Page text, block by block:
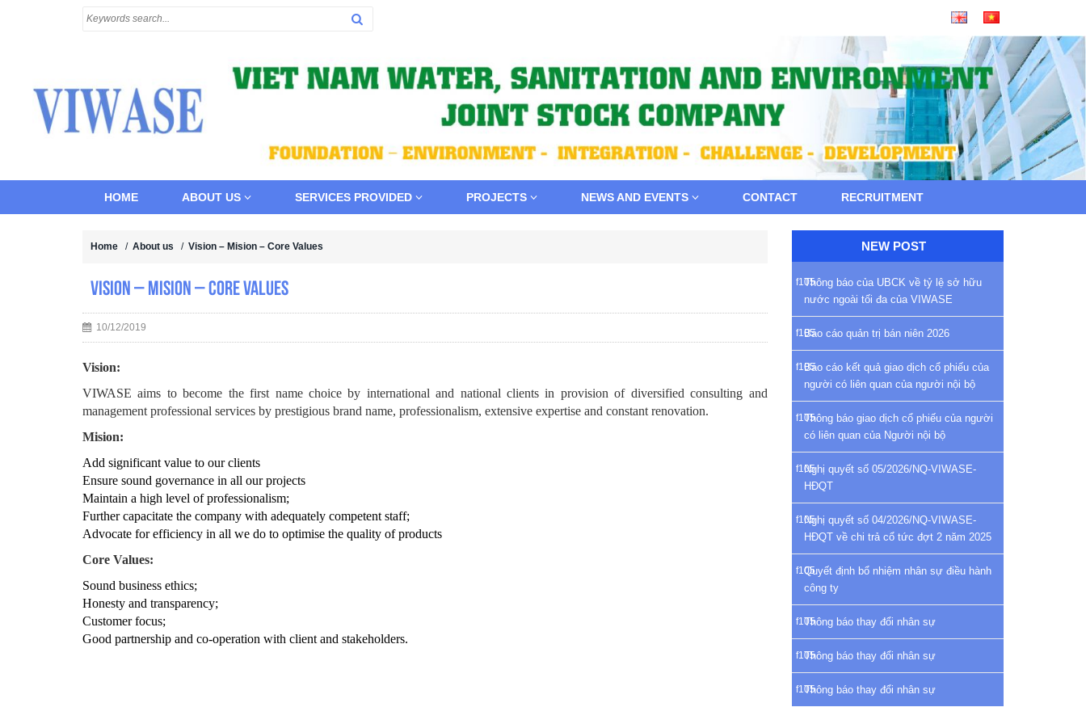
HOME ABOUT US SERVICES PROVIDED PROJECTS NEWS AND EVENTS CONTACT RECRUITMENT
Home / About us / Vision – Mision – Core Values
Vision – Mision – Core Values
10/12/2019
Vision:
VIWASE aims to become the first name choice by international and national clients in provision of diversified consulting and
management professional services by prestigious brand name, professionalism, extensive expertise and constant renovation.
Mision:
Add significant value to our clients
Ensure sound governance in all our projects
Maintain a high level of professionalism;
Further capacitate the company with adequately competent staff;
Advocate for efficiency in all we do to optimise the quality of products
Core Values:
Sound business ethics;
Honesty and transparency;
Customer focus;
Good partnership and co-operation with client and stakeholders.
NEW POST
Thông báo của UBCK về tỷ lệ sở hữu
nước ngoài tối đa của VIWASE
Báo cáo quản trị bán niên 2026
Báo cáo kết quả giao dịch cổ phiếu của
người có liên quan của người nội bộ
Thông báo giao dịch cổ phiếu của người
có liên quan của Người nội bộ
Nghị quyết số 05/2026/NQ-VIWASE-
HĐQT
Nghị quyết số 04/2026/NQ-VIWASE-
HĐQT về chi trả cổ tức đợt 2 năm 2025
Quyết định bổ nhiệm nhân sự điều hành
công ty
Thông báo thay đổi nhân sự
Thông báo thay đổi nhân sự
Thông báo thay đổi nhân sự